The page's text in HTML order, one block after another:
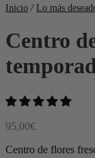
Inicio / Lo más
Centro
95,00€
Centro de flores